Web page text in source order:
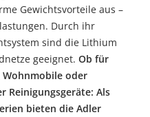
Gewichtsvorteile aus –
Durch ihr
sind die Lithium
geeignet. Ob für
oder
Reinigungsgeräte: Als
bieten die Adler